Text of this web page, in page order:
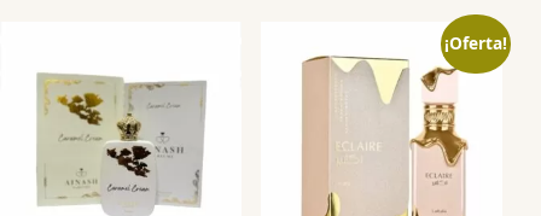
¡Oferta!